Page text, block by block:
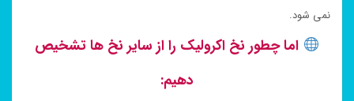
نمی شود.
اما چطور نخ اکرولیک را از سایر نخ ها تشخیص
دهیم: